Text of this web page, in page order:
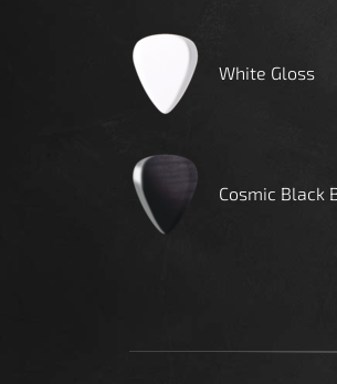
White Gloss
Cosmic Black